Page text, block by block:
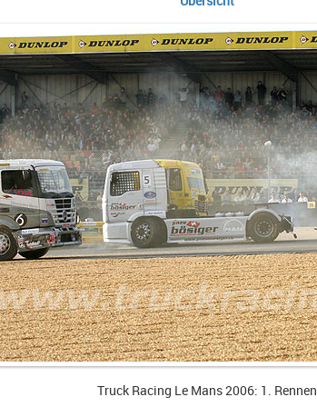
Truck Racing Le Mans 2006: 1. Rennen